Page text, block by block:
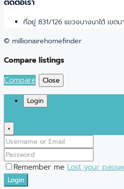
ที่อยู่ 831/126 แขวงบางนาใต้ เขต
© millionairehomefinder
Compare listings
Compare
Close
Login
×
Remember me Lost your
Login